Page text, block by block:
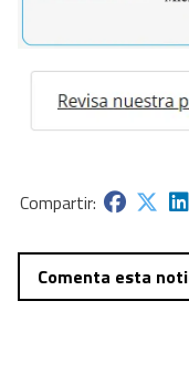
Comenta esta